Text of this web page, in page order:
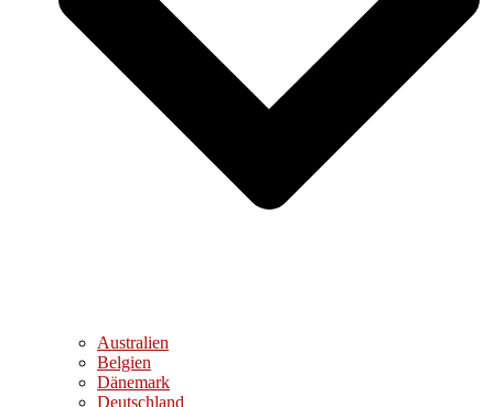
Australien
Belgien
Dänemark
Deutschland